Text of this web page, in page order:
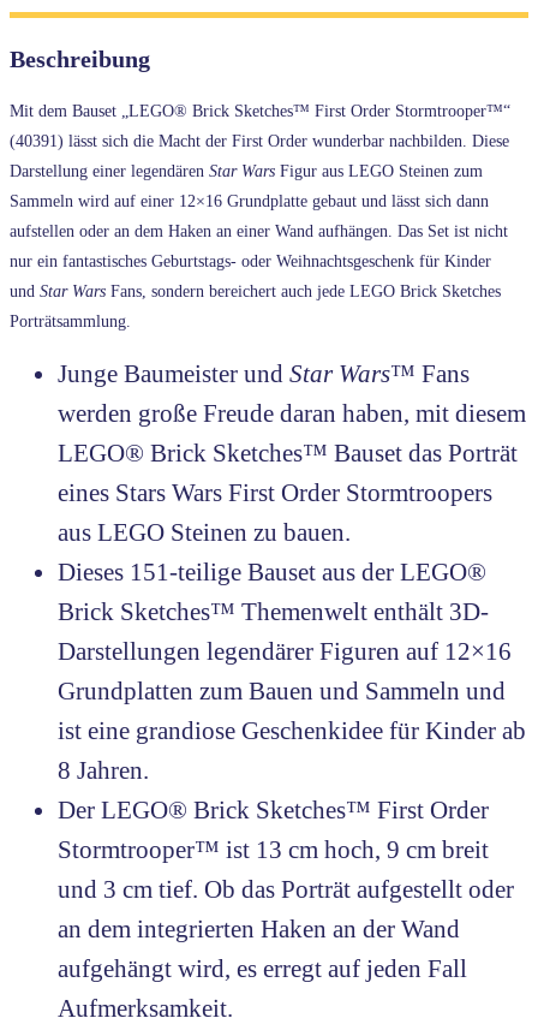
Beschreibung
Mit dem Bauset „LEGO® Brick Sketches™ First Order Stormtrooper™“
(40391) lässt sich die Macht der First Order wunderbar nachbilden. Diese
Darstellung einer legendären Star Wars Figur aus LEGO Steinen zum
Sammeln wird auf einer 12×16 Grundplatte gebaut und lässt sich dann
aufstellen oder an dem Haken an einer Wand aufhängen. Das Set ist nicht
nur ein fantastisches Geburtstags- oder Weihnachtsgeschenk für Kinder
und Star Wars Fans, sondern bereichert auch jede LEGO Brick Sketches
Porträtsammlung.
Junge Baumeister und Star Wars™ Fans
werden große Freude daran haben, mit diesem
LEGO® Brick Sketches™ Bauset das Porträt
eines Stars Wars First Order Stormtroopers
aus LEGO Steinen zu bauen.
Dieses 151-teilige Bauset aus der LEGO®
Brick Sketches™ Themenwelt enthält 3D-
Darstellungen legendärer Figuren auf 12×16
Grundplatten zum Bauen und Sammeln und
ist eine grandiose Geschenkidee für Kinder ab
8 Jahren.
Der LEGO® Brick Sketches™ First Order
Stormtrooper™ ist 13 cm hoch, 9 cm breit
und 3 cm tief. Ob das Porträt aufgestellt oder
an dem integrierten Haken an der Wand
aufgehängt wird, es erregt auf jeden Fall
Aufmerksamkeit.